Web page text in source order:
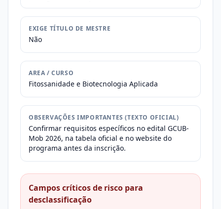
EXIGE TÍTULO DE MESTRE
Não
AREA / CURSO
Fitossanidade e Biotecnologia Aplicada
OBSERVAÇÕES IMPORTANTES (TEXTO OFICIAL)
Confirmar requisitos específicos no edital GCUB-
Mob 2026, na tabela oficial e no website do
programa antes da inscrição.
Campos críticos de risco para
desclassificação